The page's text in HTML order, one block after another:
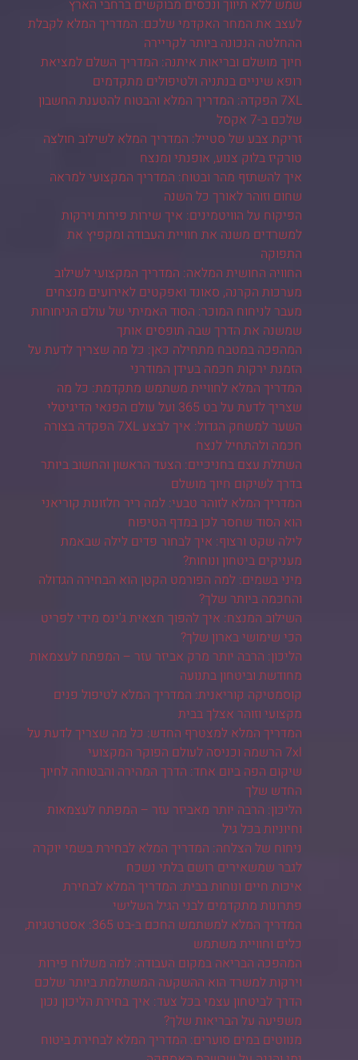
שמש ללא תיווך ונכסים מבוקשים ברחבי הארץ
לעצב את המחר האקדמי שלכם: המדריך המלא לקבלת
ההחלטה הנכונה ביותר לקריירה
חיוך מושלם ובריאות איתנה: המדריך השלם למציאת
רופא שיניים בנתניה ולטיפולים מתקדמים
7XL הפקדה: המדריך המלא והבטוח להטענת החשבון
שלכם ב-7 אקסל
זריקת צבע של סטייל: המדריך המלא לשילוב חולצה
טורקיז בלוק צנוע, אופנתי ומנצח
איך להשתזף מהר ובטוח: המדריך המקצועי למראה
שחום וזוהר לאורך כל השנה
הפיקוח על הוויטמינים: איך שירות פירות וירקות
למשרדים משנה את חוויית העבודה ומקפיץ את
התפוקה
החוויה החושית המלאה: המדריך המקצועי לשילוב
מערכות הקרנה, סאונד ואפקטים לאירועים מנצחים
מעבר לניחוח המוכר: הסוד האמיתי של עולם הניחוחות
שמשנה את הדרך שבה תופסים אותך
המהפכה במטבח מתחילה כאן: כל מה שצריך לדעת על
הזמנת ירקות חכמה בעידן המודרני
המדריך המלא לחוויית משתמש מתקדמת: כל מה
שצריך לדעת על בט 365 ועל עולם הפנאי הדיגיטלי
השער למשחק הגדול: איך לבצע 7XL הפקדה בצורה
חכמה ולהתחיל לנצח
השתלת עצם בחניכיים: הצעד הראשון והחשוב ביותר
בדרך לשיקום חיוך מושלם
המדריך המלא לזוהר טבעי: למה ריר חלזונות קוריאני
הוא הסוד שחסר לכן במדף הטיפוח
לילה שקט ורצוף: איך לבחור פדים לילה שבאמת
מעניקים ביטחון ונוחות?
מיני בשמים: למה הפורמט הקטן הוא הבחירה הגדולה
והחכמה ביותר שלך?
השילוב המנצח: איך להפוך חצאית ג'ינס מידי לפריט
הכי שימושי בארון שלך?
הליכון: הרבה יותר מרק אביזר עזר – המפתח לעצמאות
מחודשת וביטחון בתנועה
קוסמטיקה קוריאנית: המדריך המלא לטיפול פנים
מקצועי וזוהר אצלך בבית
המדריך המלא למצטרף החדש: כל מה שצריך לדעת על
7xl הרשמה וכניסה לעולם הפוקר המקצועי
שיקום הפה ביום אחד: הדרך המהירה והבטוחה לחיוך
החדש שלך
הליכון: הרבה יותר מאביזר עזר – המפתח לעצמאות
וחיוניות בכל גיל
ניחוח של הצלחה: המדריך המלא לבחירת בשמי יוקרה
לגבר שמשאירים רושם בלתי נשכח
איכות חיים ונוחות בבית: המדריך המלא לבחירת
פתרונות מתקדמים לבני הגיל השלישי
המדריך המלא למשתמש החכם ב-בט 365: אסטרטגיות,
כלים וחוויית משתמש
המהפכה הבריאה במקום העבודה: למה משלוח פירות
וירקות למשרד הוא ההשקעה המשתלמת ביותר שלכם
הדרך לביטחון עצמי בכל צעד: איך בחירת הליכון נכון
משפיעה על הבריאות שלך?
מנווטים במים סוערים: המדריך המלא לבחירת ביטוח